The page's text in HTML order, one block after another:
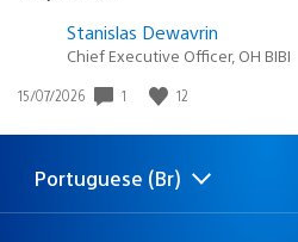
Stanislas Dewavrin
Chief Executive Officer, OH BIBI
Data
publicação:
15/07/2026 1 12
Selecione
Região
Portuguese (Br)